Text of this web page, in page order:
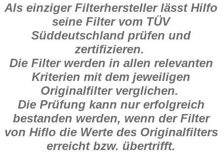
Als einziger Filterhersteller lässt Hilfo
seine Filter vom TÜV
Süddeutschland prüfen und
zertifizieren.
Die Filter werden in allen relevanten
Kriterien mit dem jeweiligen
Originalfilter verglichen.
Die Prüfung kann nur erfolgreich
bestanden werden, wenn der Filter
von Hiflo die Werte des Originalfilters
erreicht bzw. übertrifft.